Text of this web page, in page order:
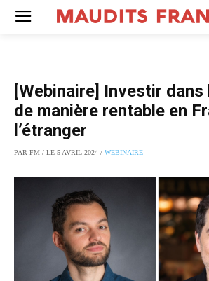
[Webinaire] Investir dans
de manière rentable en
l’étranger
PAR FM / LE 5 AVRIL 2024 / WEBINAIRE